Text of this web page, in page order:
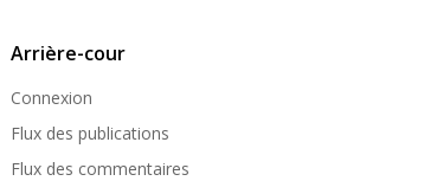
Arrière-cour
Connexion
Flux des publications
Flux des commentaires